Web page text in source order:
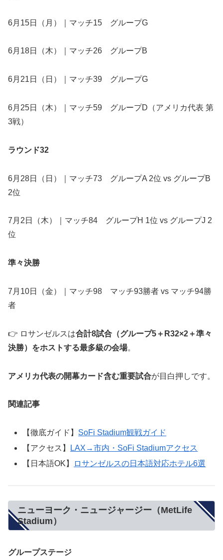
6月15日（月）｜マッチ15 グループG
6月18日（木）｜マッチ26 グループB
6月21日（日）｜マッチ39 グループG
6月25日（木）｜マッチ59 グループD（アメリカ代表 第
3戦）
ラウンド32
6月28日（日）｜マッチ73 グループA 2位 vs グループB
2位
7月2日（木）｜マッチ84 グループH 1位 vs グループJ 2
位
準々決勝
7月10日（金）｜マッチ98 マッチ93勝者 vs マッチ94勝
者
👉 ロサンゼルスは合計8試合（グループ5＋R32×2＋準々
決勝）をホストする最多級の会場。
アメリカ代表の開幕カード含む重要試合が目白押しです。
関連記事
【徹底ガイド】 SoFi Stadium観戦ガイド
【アクセス】
LAX→市内・SoFi Stadiumアクセス
【日本語OK】
ロサンゼルスの日本語対応ホテル6選
ニューヨーク・ニュージャージー（MetLife
Stadium）
グループステージ